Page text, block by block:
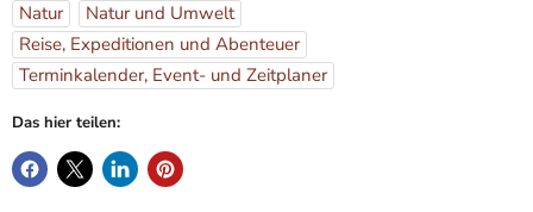
Natur
Natur und Umwelt
Reise, Expeditionen und Abenteuer
Terminkalender, Event- und Zeitplaner
Das hier teilen: